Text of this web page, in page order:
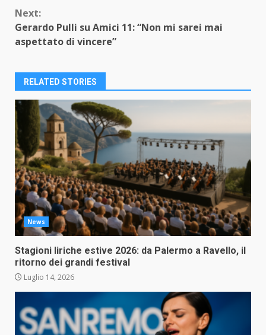
Next:
Gerardo Pulli su Amici 11: “Non mi sarei mai
aspettato di vincere”
RELATED STORIES
News
Stagioni liriche estive 2026: da Palermo a Ravello, il
ritorno dei grandi festival
Luglio 14, 2026